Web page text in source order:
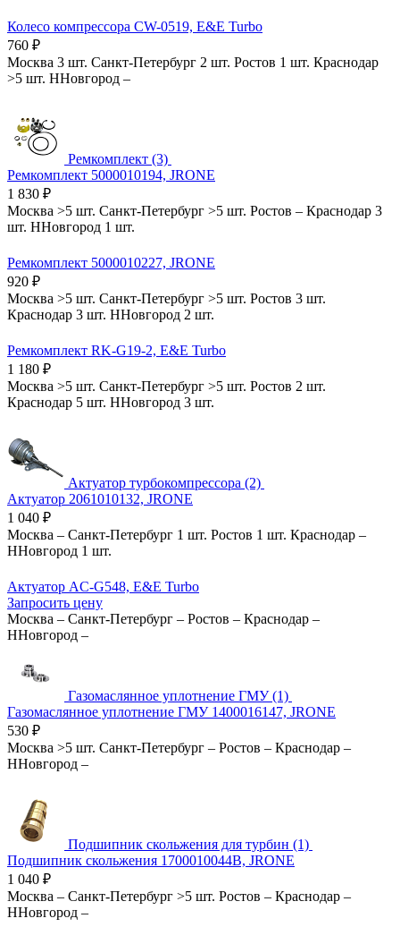
Колесо компрессора CW-0519, E&E Turbo
760 ₽
Москва 3 шт. Санкт-Петербург 2 шт. Ростов 1 шт. Краснодар
>5 шт. ННовгород –
Ремкомплект (3)
Ремкомплект 5000010194, JRONE
1 830 ₽
Москва >5 шт. Санкт-Петербург >5 шт. Ростов – Краснодар 3
шт. ННовгород 1 шт.
Ремкомплект 5000010227, JRONE
920 ₽
Москва >5 шт. Санкт-Петербург >5 шт. Ростов 3 шт.
Краснодар 3 шт. ННовгород 2 шт.
Ремкомплект RK-G19-2, E&E Turbo
1 180 ₽
Москва >5 шт. Санкт-Петербург >5 шт. Ростов 2 шт.
Краснодар 5 шт. ННовгород 3 шт.
Актуатор турбокомпрессора (2)
Актуатор 2061010132, JRONE
1 040 ₽
Москва – Санкт-Петербург 1 шт. Ростов 1 шт. Краснодар –
ННовгород 1 шт.
Актуатор AC-G548, E&E Turbo
Запросить цену
Москва – Санкт-Петербург – Ростов – Краснодар –
ННовгород –
Газомаслянное уплотнение ГМУ (1)
Газомаслянное уплотнение ГМУ 1400016147, JRONE
530 ₽
Москва >5 шт. Санкт-Петербург – Ростов – Краснодар –
ННовгород –
Подшипник скольжения для турбин (1)
Подшипник скольжения 1700010044B, JRONE
1 040 ₽
Москва – Санкт-Петербург >5 шт. Ростов – Краснодар –
ННовгород –